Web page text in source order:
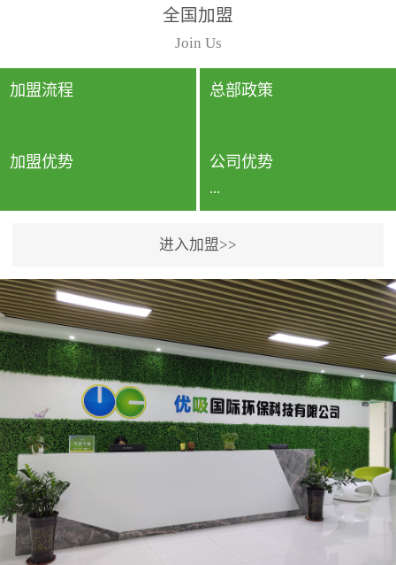
动，人类长时间停留的室
内空间都有整体消毒的需
要。因为空间内人流携带
的、空气...
行国家规定的标准检测方
法，空气采样量准确，检
测结果可靠，远胜于其他
检测...
全国加盟
Join Us
加盟流程 总部政策
加盟优势 公司优势
...
专利保护优势、双甲资质
企业（“室内环境净化治理
甲级施工资质”“室内环境
污染治理资质等级证
书”）、拥有多名高级《环
境工程高级工程师》室内
空气治理资格认证的治理
人员、掌握室内空气净化
治理实用技术和五项专利
技术、八项计算机软件著
作权登记证书等。研发实
进入加盟>>